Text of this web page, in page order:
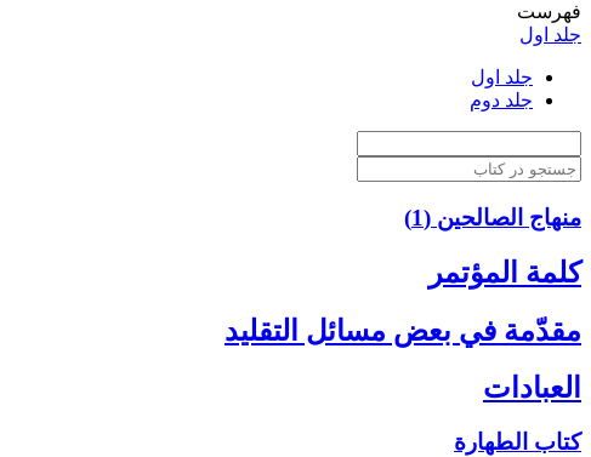
فهرست
جلد اول
جلد اول
جلد دوم
منهاج الصالحین (1)
كلمة المؤتمر
مقدّمة في بعض مسائل التقليد
العبادات‏
كتاب الطهارة